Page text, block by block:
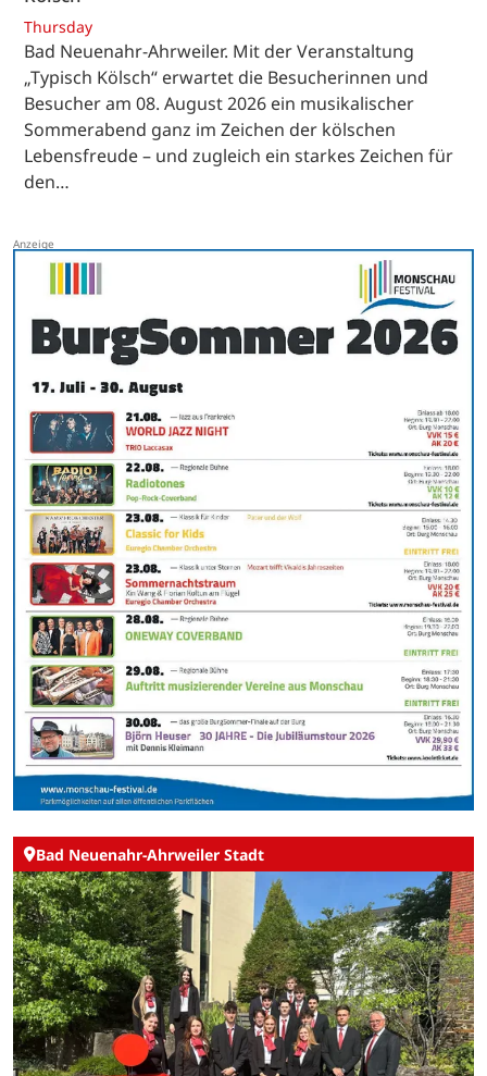
Thursday
Bad Neuenahr-Ahrweiler. Mit der Veranstaltung
„Typisch Kölsch“ erwartet die Besucherinnen und
Besucher am 08. August 2026 ein musikalischer
Sommerabend ganz im Zeichen der kölschen
Lebensfreude – und zugleich ein starkes Zeichen für
den…
Bad Neuenahr-Ahrweiler Stadt